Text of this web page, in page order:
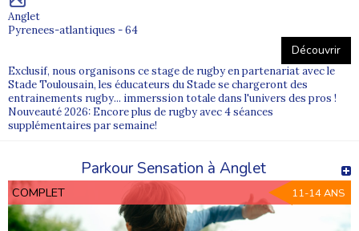
Anglet
Pyrenees-atlantiques - 64
Découvrir
Exclusif, nous organisons ce stage de rugby en partenariat avec le
Stade Toulousain, les éducateurs du Stade se chargeront des
entrainements rugby... immerssion totale dans l'univers des pros !
Nouveauté 2026: Encore plus de rugby avec 4 séances
supplémentaires par semaine!
Parkour Sensation à Anglet
COMPLET 11-14 ANS